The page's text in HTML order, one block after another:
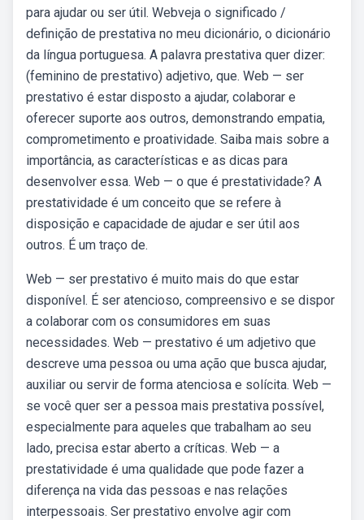
para ajudar ou ser útil. Webveja o significado /
definição de prestativa no meu dicionário, o dicionário
da língua portuguesa. A palavra prestativa quer dizer:
(feminino de prestativo) adjetivo, que. Web — ser
prestativo é estar disposto a ajudar, colaborar e
oferecer suporte aos outros, demonstrando empatia,
comprometimento e proatividade. Saiba mais sobre a
importância, as características e as dicas para
desenvolver essa. Web — o que é prestatividade? A
prestatividade é um conceito que se refere à
disposição e capacidade de ajudar e ser útil aos
outros. É um traço de.
Web — ser prestativo é muito mais do que estar
disponível. É ser atencioso, compreensivo e se dispor
a colaborar com os consumidores em suas
necessidades. Web — prestativo é um adjetivo que
descreve uma pessoa ou uma ação que busca ajudar,
auxiliar ou servir de forma atenciosa e solícita. Web —
se você quer ser a pessoa mais prestativa possível,
especialmente para aqueles que trabalham ao seu
lado, precisa estar aberto a críticas. Web — a
prestatividade é uma qualidade que pode fazer a
diferença na vida das pessoas e nas relações
interpessoais. Ser prestativo envolve agir com